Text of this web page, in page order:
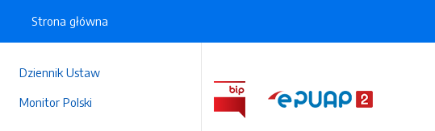
Dziennik Ustaw
Monitor Polski
Strona główna